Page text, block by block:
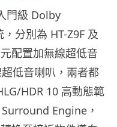
門級 Dolby
分別為 HT-Z9F 及
配置加無線超低音
低音喇叭，兩者都
HDR 10 高動態範
Engine，